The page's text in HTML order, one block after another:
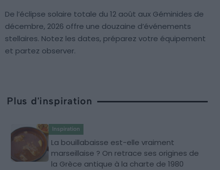
De l’éclipse solaire totale du 12 août aux Géminides de
décembre, 2026 offre une douzaine d’événements
stellaires. Notez les dates, préparez votre équipement
et partez observer.
Plus d'inspiration
Inspiration
La bouillabaisse est-elle vraiment
marseillaise ? On retrace ses origines de
la Grèce antique à la charte de 1980